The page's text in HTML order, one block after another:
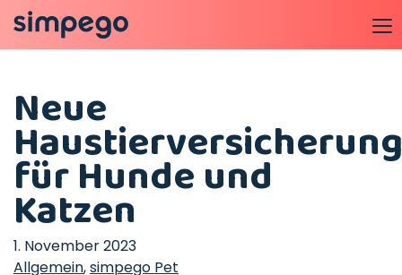
Neue
Haustierversicherung
für Hunde und
Katzen
1. November 2023
Allgemein,simpego Pet